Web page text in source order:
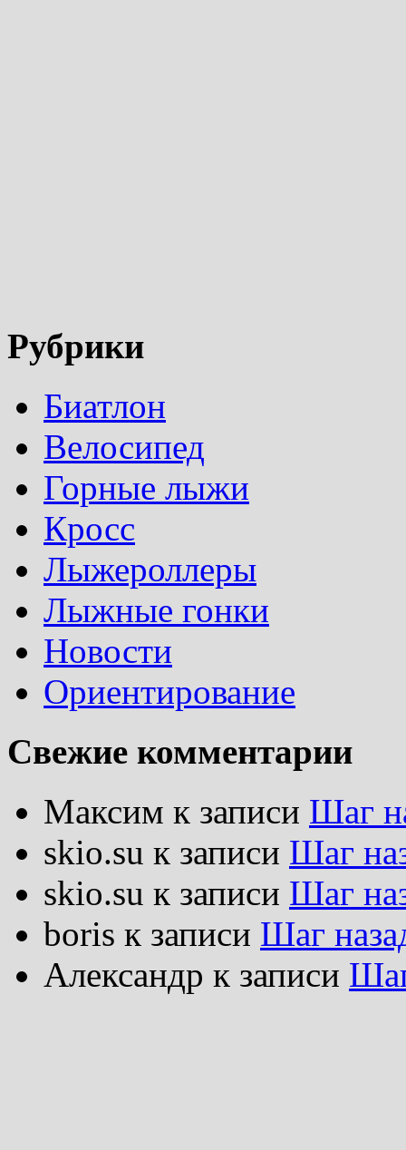
Рубрики
Биатлон
Велосипед
Горные лыжи
Кросс
Лыжероллеры
Лыжные гонки
Новости
Ориентирование
Свежие комментарии
Максим к записи Шаг
skio.su к записи Шаг
skio.su к записи Шаг
boris к записи Шаг
Александр к записи